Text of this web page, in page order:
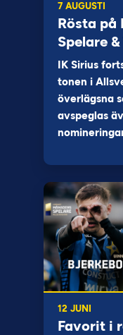
7 AUGUSTI
Rösta på
Spelare
IK Sirius
tonen i
överlägsna
avspeglas
12 JUNI
Favorit i